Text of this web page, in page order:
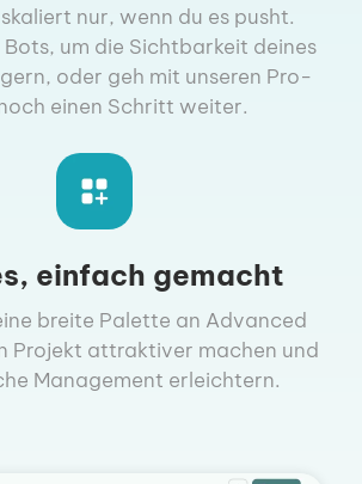
nur, wenn du es pusht.
Bots, um die Sichtbarkeit deines
oder geh mit unseren Pro-
einen Schritt weiter.
einfach gemacht
breite Palette an Advanced
Projekt attraktiver machen und
Management erleichtern.